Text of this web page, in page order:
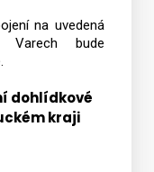
na uvedená
Varech bude
dohlídkové
kraji